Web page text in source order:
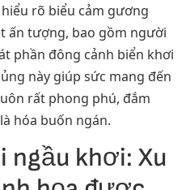
rõ biểu cảm gương
ấn tượng, bao gồm người
phần đông cảnh biển khơi
này giúp sức mang đến
rất phong phú, đắm
hóa buốn ngán.
ngầu khơi: Xu